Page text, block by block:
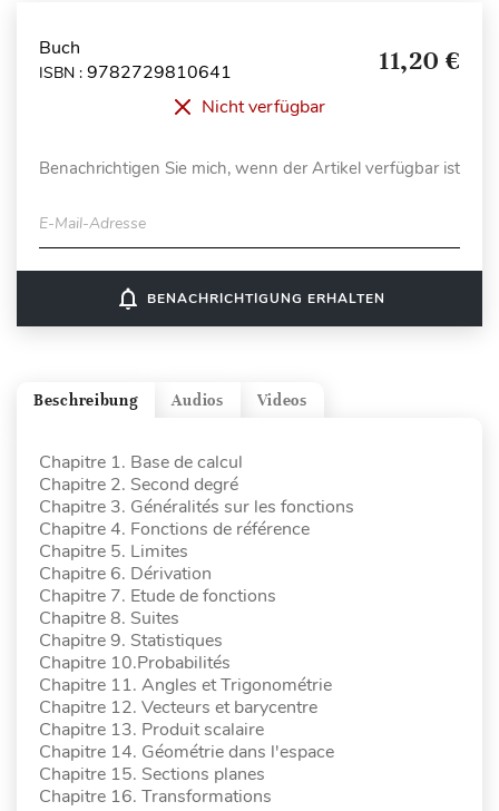
Buch
ISBN : 9782729810641 11,20 €
Nicht verfügbar
Benachrichtigen Sie mich, wenn der Artikel verfügbar ist
E-Mail-Adresse
notifications_none BENACHRICHTIGUNG ERHALTEN
Videos
Audios
Beschreibung
Chapitre 1. Base de calcul
Chapitre 2. Second degré
Chapitre 3. Généralités sur les fonctions
Chapitre 4. Fonctions de référence
Chapitre 5. Limites
Chapitre 6. Dérivation
Chapitre 7. Etude de fonctions
Chapitre 8. Suites
Chapitre 9. Statistiques
Chapitre 10.Probabilités
Chapitre 11. Angles et Trigonométrie
Chapitre 12. Vecteurs et barycentre
Chapitre 13. Produit scalaire
Chapitre 14. Géométrie dans l'espace
Chapitre 15. Sections planes
Chapitre 16. Transformations